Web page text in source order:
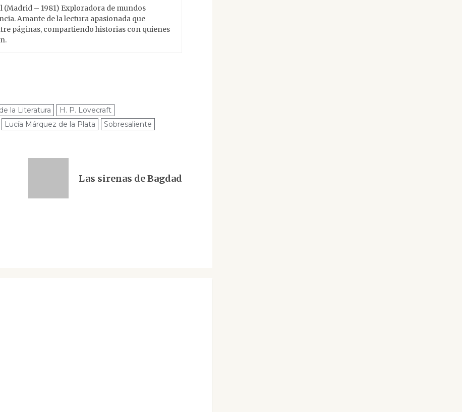
(Madrid – 1981) Exploradora de mundos
Amante de la lectura apasionada que
páginas, compartiendo historias con quienes
la Literatura
H. P. Lovecraft
Lucía Márquez de la Plata Sobresaliente
Las sirenas de Bagdad